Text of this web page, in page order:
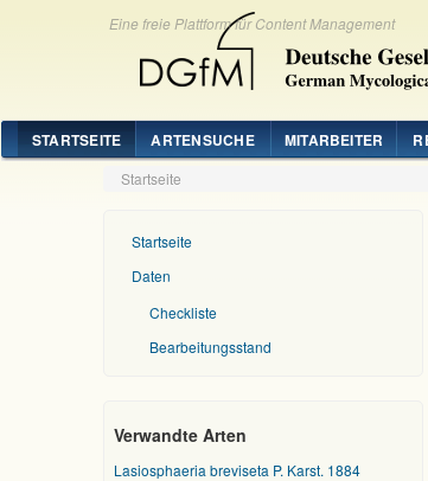
Eine freie Plattform für Content Management
STARTSEITE ARTENSUCHE MITARBEITER
Startseite
Startseite
Daten
Checkliste
Bearbeitungsstand
Verwandte Arten
Lasiosphaeria breviseta P. Karst. 1884